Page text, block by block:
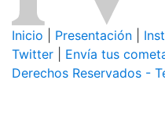
Inicio Presentación
Twitter
Envía tus
Derechos Reservados -